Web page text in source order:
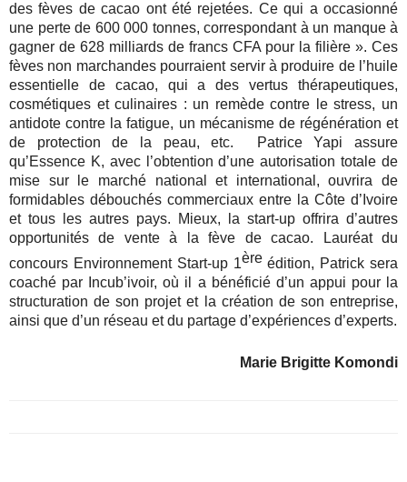
des fèves de cacao ont été rejetées. Ce qui a occasionné
une perte de 600 000 tonnes, correspondant à un manque à
gagner de 628 milliards de francs CFA pour la filière ». Ces
fèves non marchandes pourraient servir à produire de l’huile
essentielle de cacao, qui a des vertus thérapeutiques,
cosmétiques et culinaires : un remède contre le stress, un
antidote contre la fatigue, un mécanisme de régénération et
de protection de la peau, etc. Patrice Yapi assure
qu’Essence K, avec l’obtention d’une autorisation totale de
mise sur le marché national et international, ouvrira de
formidables débouchés commerciaux entre la Côte d’Ivoire
et tous les autres pays. Mieux, la start-up offrira d’autres
opportunités de vente à la fève de cacao. Lauréat du
concours Environnement Start-up 1èreédition, Patrick sera
coaché par Incub’ivoir, où il a bénéficié d’un appui pour la
structuration de son projet et la création de son entreprise,
ainsi que d’un réseau et du partage d’expériences d’experts.
Marie Brigitte Komondi